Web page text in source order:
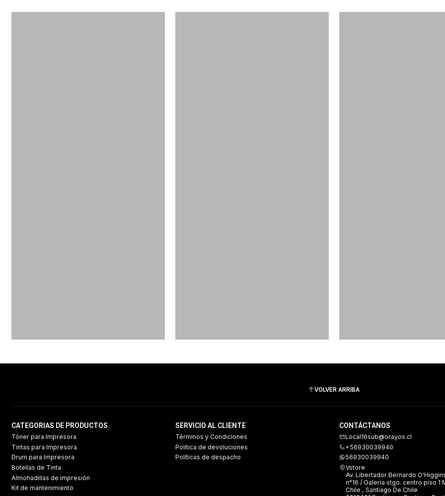
VOLVER ARRIBA
CATEGORIAS DE PRODUCTOS
Tóner para Impresora
Tintas para Impresora
Drum para Impresora
Botellas de Tinta
Almohadillas de impresión
Kit de mantenimiento
SERVICIO AL CLIENTE
Términos y Condiciones
Política de devoluciones
Políticas de despacho
CONTÁCTANOS
Local16sub@orayos.cl
+56930039940
56930039940
Vstore
Av. Libertador Bernardo
n°16 / Galería stgo. centro piso 1
Chile , Santiago De Chile